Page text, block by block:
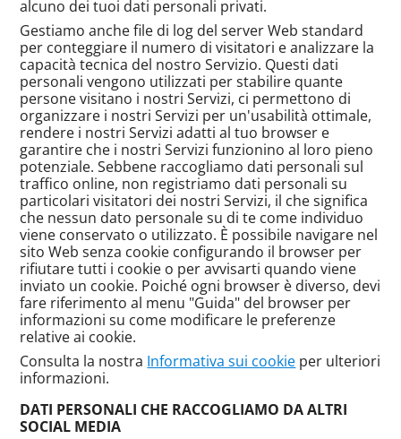
alcuno dei tuoi dati personali privati.
Gestiamo anche file di log del server Web standard
per conteggiare il numero di visitatori e analizzare la
capacità tecnica del nostro Servizio. Questi dati
personali vengono utilizzati per stabilire quante
persone visitano i nostri Servizi, ci permettono di
organizzare i nostri Servizi per un'usabilità ottimale,
rendere i nostri Servizi adatti al tuo browser e
garantire che i nostri Servizi funzionino al loro pieno
potenziale. Sebbene raccogliamo dati personali sul
traffico online, non registriamo dati personali su
particolari visitatori dei nostri Servizi, il che significa
che nessun dato personale su di te come individuo
viene conservato o utilizzato. È possibile navigare nel
sito Web senza cookie configurando il browser per
rifiutare tutti i cookie o per avvisarti quando viene
inviato un cookie. Poiché ogni browser è diverso, devi
fare riferimento al menu "Guida" del browser per
informazioni su come modificare le preferenze
relative ai cookie.
Consulta la nostra Informativa sui cookie per ulteriori
informazioni.
DATI PERSONALI CHE RACCOGLIAMO DA ALTRI
SOCIAL MEDIA